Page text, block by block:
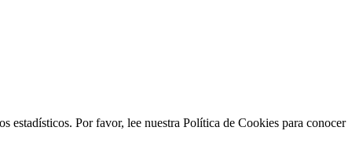
estadísticos. Por favor, lee nuestra Política de Cookies para conocer